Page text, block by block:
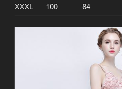
XXXL
100 84